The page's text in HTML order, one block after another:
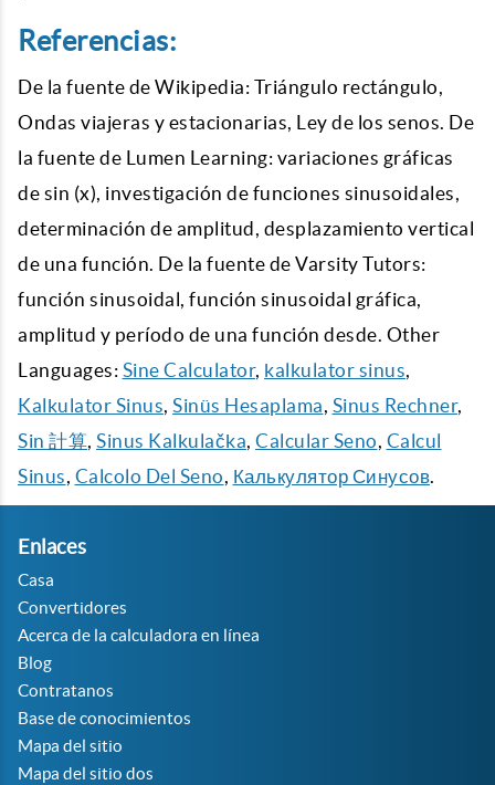
Referencias:
De la fuente de Wikipedia: Triángulo rectángulo,
Ondas viajeras y estacionarias, Ley de los senos. De
la fuente de Lumen Learning: variaciones gráficas
de sin (x), investigación de funciones sinusoidales,
determinación de amplitud, desplazamiento vertical
de una función. De la fuente de Varsity Tutors:
función sinusoidal, función sinusoidal gráfica,
amplitud y período de una función desde. Other
Languages: Sine Calculator, kalkulator sinus,
Kalkulator Sinus, Sinüs Hesaplama, Sinus Rechner,
Sin 計算, Sinus Kalkulačka, Calcular Seno, Calcul
Sinus, Calcolo Del Seno, Калькулятор Синусов.
Enlaces
Casa
Convertidores
Acerca de la calculadora en línea
Blog
Contratanos
Base de conocimientos
Mapa del sitio
Mapa del sitio dos